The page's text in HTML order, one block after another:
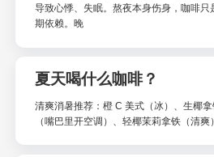
导致心悸、失眠。熬夜本身伤身，咖啡只
期依赖。晚
夏天喝什么咖啡？
清爽消暑推荐：橙 C 美式（冰）、生椰
（嘴巴里开空调）、轻椰茉莉拿铁（清爽